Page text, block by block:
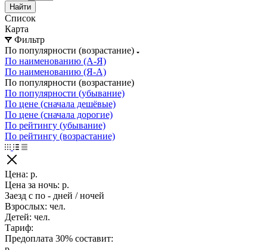
Найти
Список
Карта
Фильтр
По популярности (возрастание)
По наименованию (А-Я)
По наименованию (Я-А)
По популярности (возрастание)
По популярности (убывание)
По цене (сначала дешёвые)
По цене (сначала дорогие)
По рейтингу (убывание)
По рейтингу (возрастание)
Цена: р.
Цена за ночь: р.
Заезд с по - дней /ночей
Взрослых: чел.
Детей: чел.
Тариф:
Предоплата 30% составит: